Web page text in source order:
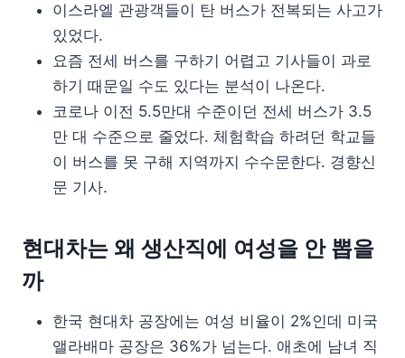
이스라엘 관광객들이 탄 버스가 전복되는 사고가
있었다.
요즘 전세 버스를 구하기 어렵고 기사들이 과로
하기 때문일 수도 있다는 분석이 나온다.
코로나 이전 5.5만대 수준이던 전세 버스가 3.5
만 대 수준으로 줄었다. 체험학습 하려던 학교들
이 버스를 못 구해 지역까지 수수문한다. 경향신
문 기사.
현대차는 왜 생산직에 여성을 안 뽑을
까
한국 현대차 공장에는 여성 비율이 2%인데 미국
앨라배마 공장은 36%가 넘는다. 애초에 남녀 직